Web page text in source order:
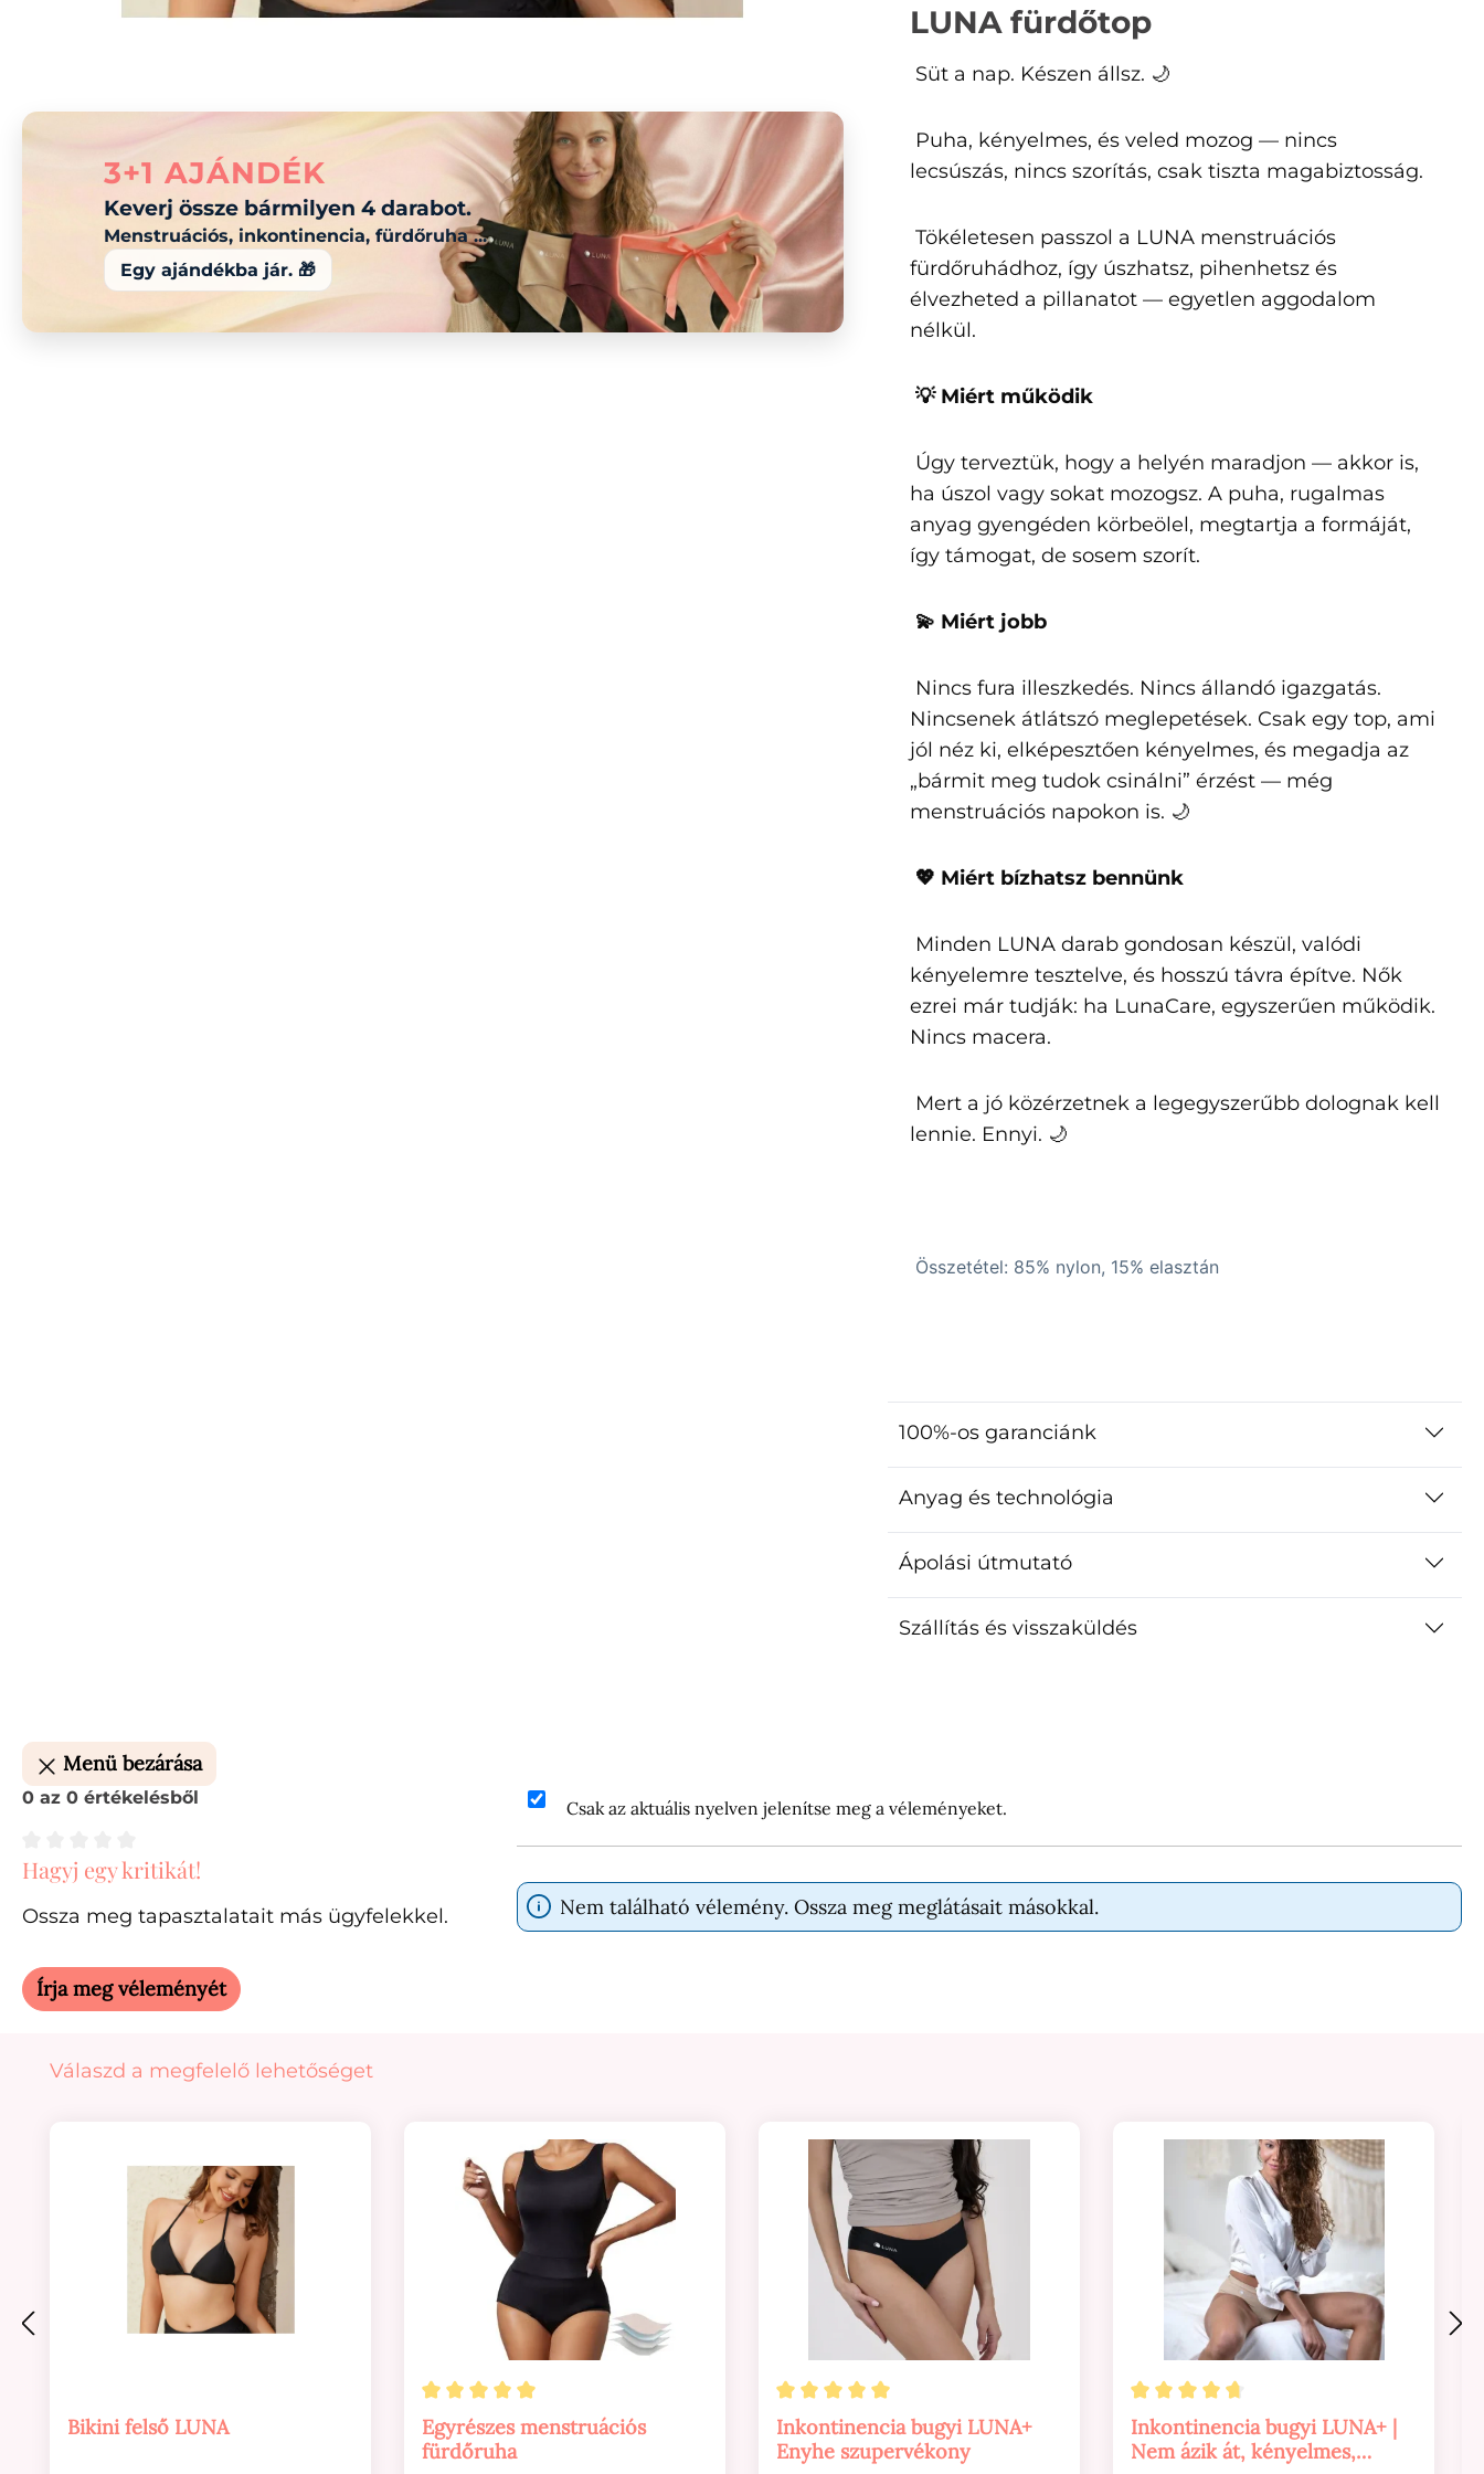
3+1 AJÁNDÉK
Keverj össze bármilyen 4 darabot.
Menstruációs, inkontinencia, fürdőruha ...
Egy ajándékba jár. 🎁
LUNA fürdőtop
Süt a nap. Készen állsz. 🌙
Puha, kényelmes, és veled mozog — nincs
lecsúszás, nincs szorítás, csak tiszta magabiztosság.
Tökéletesen passzol a LUNA menstruációs
fürdőruhádhoz, így úszhatsz, pihenhetsz és
élvezheted a pillanatot — egyetlen aggodalom
nélkül.
💡 Miért működik
Úgy terveztük, hogy a helyén maradjon — akkor is,
ha úszol vagy sokat mozogsz. A puha, rugalmas
anyag gyengéden körbeölel, megtartja a formáját,
így támogat, de sosem szorít.
💫 Miért jobb
Nincs fura illeszkedés. Nincs állandó igazgatás.
Nincsenek átlátszó meglepetések. Csak egy top, ami
jól néz ki, elképesztően kényelmes, és megadja az
„bármit meg tudok csinálni” érzést — még
menstruációs napokon is. 🌙
💖 Miért bízhatsz bennünk
Minden LUNA darab gondosan készül, valódi
kényelemre tesztelve, és hosszú távra építve. Nők
ezrei már tudják: ha LunaCare, egyszerűen működik.
Nincs macera.
Mert a jó közérzetnek a legegyszerűbb dolognak kell
lennie. Ennyi. 🌙
Összetétel: 85% nylon, 15% elasztán
100%-os garanciánk
Anyag és technológia
Ápolási útmutató
Szállítás és visszaküldés
Menü bezárása
0 az 0 értékelésből
Átlagos értékelés 0 a 5 csillagból
Hagyj egy kritikát!
Ossza meg tapasztalatait más ügyfelekkel.
Írja meg véleményét
Csak az aktuális nyelven jelenítse meg a véleményeket.
Nem található vélemény. Ossza meg meglátásait másokkal.
Termékgaléria kihagyása
Válaszd a megfelelő lehetőséget
Bikini felső LUNA Átlagos értékelés 5 a 5 csillagból
Egyrészes menstruációs
fürdőruha
Átlagos értékelés 5 a 5 csillagból
Inkontinencia bugyi LUNA+
Enyhe szupervékony
Átlagos értékelés 4.84 a 5 csillagból
Inkontinencia bugyi LUNA+ |
Nem ázik át, kényelmes,